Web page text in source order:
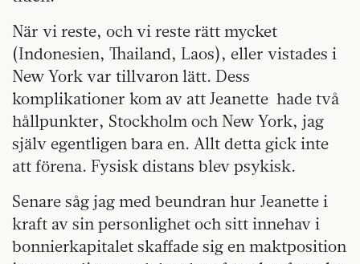
När vi reste, och vi reste rätt mycket
(Indonesien, Thailand, Laos), eller vistades i
New York var tillvaron lätt. Dess
komplikationer kom av att Jeanette hade två
hållpunkter, Stockholm och New York, jag
själv egentligen bara en. Allt detta gick inte
att förena. Fysisk distans blev psykisk.
Senare såg jag med beundran hur Jeanette i
kraft av sin personlighet och sitt innehav i
bonnierkapitalet skaffade sig en maktposition